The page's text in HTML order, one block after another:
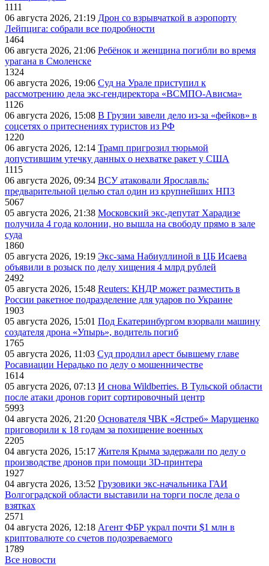
1111
06 августа 2026, 21:19 Дрон со взрывчаткой в аэропорту
Лейпцига: собрали все подробности
1464
06 августа 2026, 21:06 Ребёнок и женщина погибли во время
урагана в Смоленске
1324
06 августа 2026, 19:06 Суд на Урале приступил к
рассмотрению дела экс-гендиректора «ВСМПО-Ависма»
1126
06 августа 2026, 15:08 В Грузии завели дело из-за «фейков» в
соцсетях о притеснениях туристов из РФ
1220
06 августа 2026, 12:14 Трамп пригрозил тюрьмой
допустившим утечку данных о нехватке ракет у США
1115
06 августа 2026, 09:34 ВСУ атаковали Ярославль:
предварительной целью стал один из крупнейших НПЗ
5067
05 августа 2026, 21:38 Московский экс-депутат Харадизе
получила 4 года колонии, но вышла на свободу прямо в зале
суда
1860
05 августа 2026, 19:19 Экс-зама Набиуллиной в ЦБ Исаева
объявили в розыск по делу хищения 4 млрд рублей
2492
05 августа 2026, 15:48 Reuters: КНДР может разместить в
России ракетное подразделение для ударов по Украине
1903
05 августа 2026, 15:01 Под Екатеринбургом взорвали машину
создателя дрона «Упырь», водитель погиб
1765
05 августа 2026, 11:03 Суд продлил арест бывшему главе
Росавиации Нерадько по делу о мошенничестве
1614
05 августа 2026, 07:13 И снова Wildberries. В Тульской области
после атаки дронов горит сортировочный центр
5993
04 августа 2026, 21:20 Основателя ЧВК «Ястреб» Марущенко
приговорили к 18 годам за похищение военных
2205
04 августа 2026, 15:17 Жителя Крыма задержали по делу о
производстве дронов при помощи 3D‑принтера
1927
04 августа 2026, 13:52 Грузовики экс-начальника ГАИ
Волгоградской области выставили на торги после дела о
взятках
2571
04 августа 2026, 12:18 Агент ФБР украл почти $1 млн в
криптовалюте со счетов подозреваемого
1789
Все новости